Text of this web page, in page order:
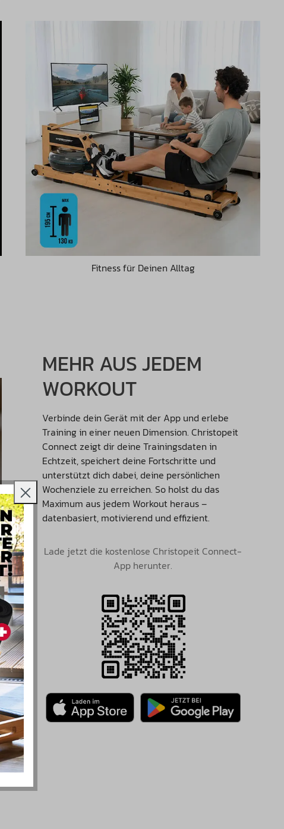
Fitness für Deinen Alltag
MEHR AUS JEDEM
WORKOUT
Verbinde dein Gerät mit der App und erlebe
Training in einer neuen Dimension. Christopeit
Connect zeigt dir deine Trainingsdaten in
Echtzeit, speichert deine Fortschritte und
unterstützt dich dabei, deine persönlichen
Wochenziele zu erreichen. So holst du das
Maximum aus jedem Workout heraus –
datenbasiert, motivierend und effizient.
Lade jetzt die kostenlose Christopeit Connect-
App herunter.